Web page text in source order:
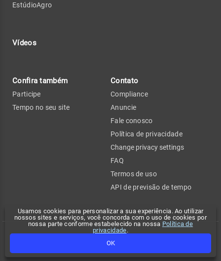
Usamos cookies para personalizar a sua experiência. Ao utilizar
nossos sites e serviços, você concorda com o uso de cookies por
nossa parte conforme estabelecido na nossa Política de
privacidade.
OK
EstúdioAgro
Vídeos
Confira também
Participe
Tempo no seu site
Contato
Compliance
Anuncie
Fale conosco
Política de privacidade
Change privacy settings
FAQ
Termos de uso
API de previsão de tempo
Copyright 2026 - Climatempo. Todos os direitos reservados.